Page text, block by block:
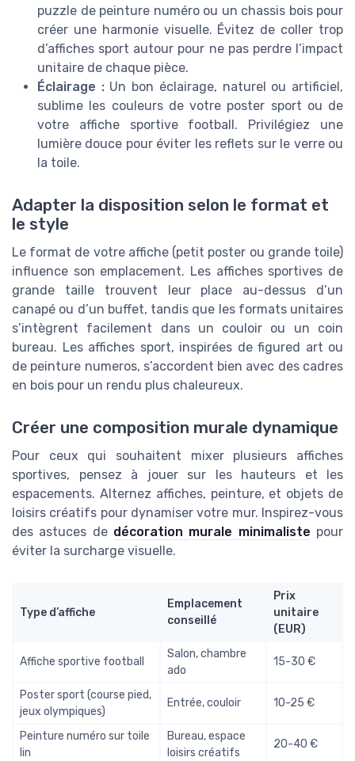
puzzle de peinture numéro ou un chassis bois pour
créer une harmonie visuelle. Évitez de coller trop
d’affiches sport autour pour ne pas perdre l’impact
unitaire de chaque pièce.
Éclairage :Un bon éclairage, naturel ou artificiel,
sublime les couleurs de votre poster sport ou de
votre affiche sportive football. Privilégiez une
lumière douce pour éviter les reflets sur le verre ou
la toile.
Adapter la disposition selon le format et
le style
Le format de votre affiche (petit poster ou grande toile)
influence son emplacement. Les affiches sportives de
grande taille trouvent leur place au-dessus d’un
canapé ou d’un buffet, tandis que les formats unitaires
s’intègrent facilement dans un couloir ou un coin
bureau. Les affiches sport, inspirées de figured art ou
de peinture numeros, s’accordent bien avec des cadres
en bois pour un rendu plus chaleureux.
Créer une composition murale dynamique
Pour ceux qui souhaitent mixer plusieurs affiches
sportives, pensez à jouer sur les hauteurs et les
espacements. Alternez affiches, peinture, et objets de
loisirs créatifs pour dynamiser votre mur. Inspirez-vous
des astuces de décoration murale minimaliste pour
éviter la surcharge visuelle.
Type d’affiche
Emplacement
conseillé
Prix
unitaire
(EUR)
Affiche sportive football
Salon, chambre
ado
15-30 €
Poster sport (course pied,
jeux olympiques)
Entrée, couloir 10-25 €
Peinture numéro sur toile
lin
Bureau, espace
loisirs créatifs
20-40 €